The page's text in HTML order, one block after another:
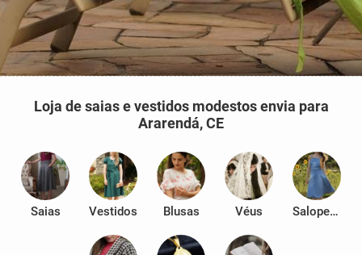
Loja de saias e vestidos modestos envia para
Ararendá, CE
Saias Vestidos Blusas Véus Salopetes